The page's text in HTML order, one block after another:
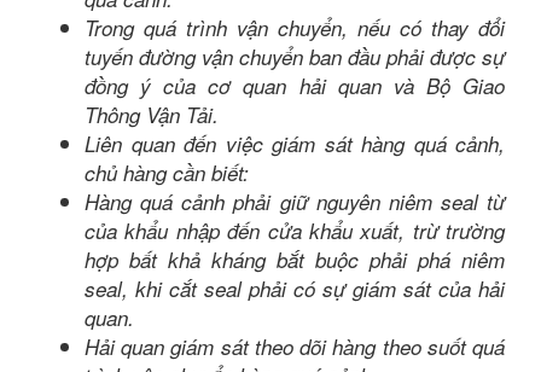
Trong quá trình vận chuyển, nếu có thay đổi
tuyến đường vận chuyển ban đầu phải được sự
đồng ý của cơ quan hải quan và Bộ Giao
Thông Vận Tải.
Liên quan đến việc giám sát hàng quá cảnh,
chủ hàng cần biết:
Hàng quá cảnh phải giữ nguyên niêm seal từ
của khẩu nhập đến cửa khẩu xuất, trừ trường
hợp bất khả kháng bắt buộc phải phá niêm
seal, khi cắt seal phải có sự giám sát của hải
quan.
Hải quan giám sát theo dõi hàng theo suốt quá